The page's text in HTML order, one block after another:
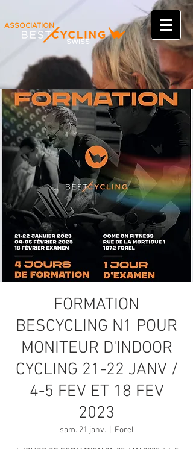
SWISS
ASSOCIATION
FORMATION
BESCYCLING N1 POUR
MONITEUR D'INDOOR
CYCLING 21-22 JANV /
4-5 FEV ET 18 FEV
2023
sam. 21 janv.
  |
Forel